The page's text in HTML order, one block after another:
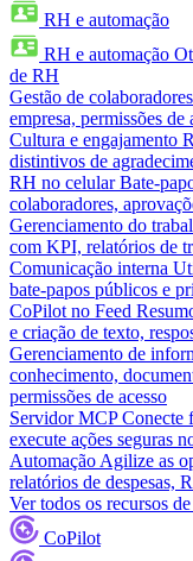
RH e automação
RH e automação
de RH
Gestão de colaboradores
empresa, permissões
Cultura e engajamento
distintivos de
RH no celular Bate-
colaboradores,
Gerenciamento do
com KPI, relatórios de
Comunicação interna
bate-papos públicos e
CoPilot no Feed
e criação de texto,
Gerenciamento de
conhecimento,
permissões de acesso
Servidor MCP Conecte
execute ações seguras
Automação Agilize as
relatórios de despesas,
Ver todos os recursos
CoPilot